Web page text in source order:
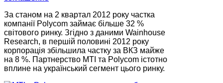
За станом на 2 квартал 2012 року частка
компанії Polycom займає більше 32 %
світового ринку. Згідно з даними Wainhouse
Research, в першій половині 2012 року
корпорація збільшила частку за ВКЗ майже
на 8 %. Партнерство MTI та Polycom істотно
вплине на український сегмент цього ринку.